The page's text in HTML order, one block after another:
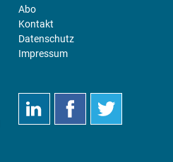
Abo
Kontakt
Datenschutz
Impressum